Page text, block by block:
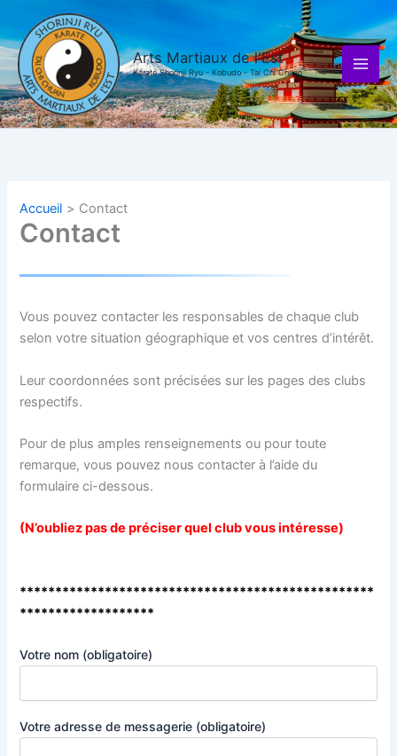
contenu
Arts Martiaux de l'Est
Karaté Shorinji Ryu - Kobudo - Tai Chi Chuan
Accueil Contact
Contact
Vous pouvez contacter les responsables de chaque club
selon votre situation géographique et vos centres d’intérêt.
Leur coordonnées sont précisées sur les pages des clubs
respectifs.
Pour de plus amples renseignements ou pour toute
remarque, vous pouvez nous contacter à l’aide du
formulaire ci-dessous.
(N’oubliez pas de préciser quel club vous intéresse)
**************************************************
*******************
Votre nom (obligatoire)
Votre adresse de messagerie (obligatoire)